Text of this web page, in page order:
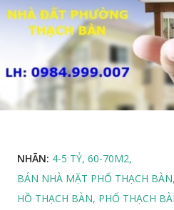
NHÃN: 4-5 TỶ 60-70M2
BÁN NHÀ MẶT PHỐ THẠCH BÀN
HỒ THẠCH BÀN PHỐ THẠCH